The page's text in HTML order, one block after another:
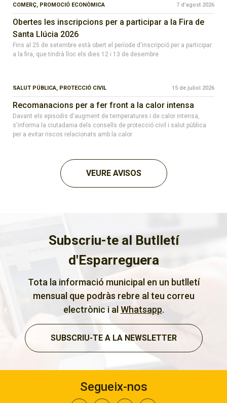
COMERÇ, PROMOCIÓ ECONÒMICA 7 d’agost 2026
Obertes les inscripcions per a participar a la Fira de
Santa Llúcia 2026
Fins al 25 de setembre està obert el període d'inscripció per a participar
a la fira, que tindrà lloc els dies 12 i 13 de desembre
SALUT PÚBLICA, PROTECCIÓ CIVIL 15 de juliol 2026
Recomanacions per a fer front a la calor intensa
Davant els episodis d'augment de temperatures i de calor intensa,
s'informa la ciutadania dels consells de protecció civil i salut pública
per a evitar riscos relacionats amb la calor
VEURE AVISOS
Subscriu-te al Butlletí
d'Esparreguera
Tota la informació municipal en un butlletí
mensual que podràs rebre al teu correu
electrònic i al Whatsapp.
SUBSCRIU-TE A LA NEWSLETTER
Segueix-nos